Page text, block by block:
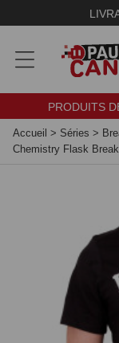
PRODUITS
Accueil > Séries >
Chemistry Flask
Panneau de gestion